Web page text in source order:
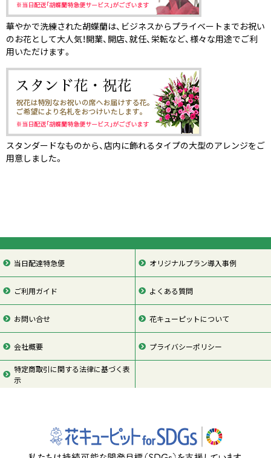
華やかで洗練された胡蝶蘭は、ビジネスからプライベートまでお祝い
のお花として大人気！開業、開店、就任、栄転など、様々な用途でご利
用いただけます。
スタンダードなものから、店内に飾れるタイプの大型のアレンジをご
用意しました。
当日配達特急便 オリジナルプラン導入事例
ご利用ガイド よくある質問
お問い合せ 花キューピットについて
会社概要 プライバシーポリシー
特定商取引に関する法律に基づく表
示
ページの先頭